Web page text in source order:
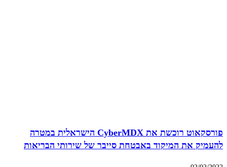
פורסקאוט רוכשת את CyberMDX הישראלית במטרה
להעמיק את המיקוד באבטחת סייבר של שירותי הבריאות